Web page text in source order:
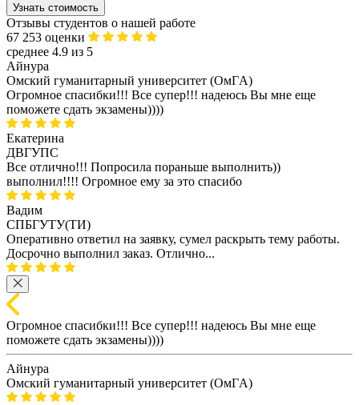
Узнать стоимость
Отзывы студентов о нашей работе
67 253 оценки
среднее 4.9 из 5
Айнура
Омский гуманитарный университет (ОмГA)
Огромное спасибки!!! Все супер!!! надеюсь Вы мне еще
поможете сдать экзамены))))
Екатерина
ДВГУПС
Все отлично!!! Попросила пораньше выполнить))
выполнил!!!! Огромное ему за это спасибо
Вадим
СПБГУТУ(ТИ)
Оперативно ответил на заявку, сумел раскрыть тему работы.
Досрочно выполнил заказ. Отлично...
Огромное спасибки!!! Все супер!!! надеюсь Вы мне еще
поможете сдать экзамены))))
Айнура
Омский гуманитарный университет (ОмГA)